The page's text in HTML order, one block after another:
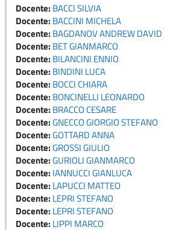
Docente: BACCI SILVIA
Docente: BACCINI MICHELA
Docente: BAGDANOV ANDREW DAVID
Docente: BET GIANMARCO
Docente: BILANCINI ENNIO
Docente: BINDINI LUCA
Docente: BOCCI CHIARA
Docente: BONCINELLI LEONARDO
Docente: BRACCO CESARE
Docente:GNECCO GIORGIO STEFANO
Docente:GOTTARD ANNA
Docente:GROSSI GIULIO
Docente:GURIOLI GIANMARCO
Docente: IANNUCCI GIANLUCA
Docente: LAPUCCI MATTEO
Docente: LEPRI STEFANO
Docente: LEPRI STEFANO
Docente: LIPPI MARCO